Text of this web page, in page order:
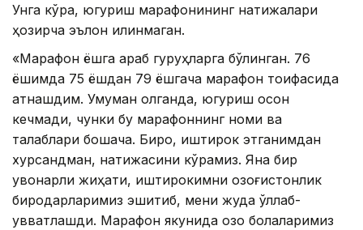
Унга кўра, югуриш марафонининг натижалари
ҳозирча эълон қилинмаган.
«Марафон ёшга қараб гуруҳларга бўлинган. 76
ёшимда 75 ёшдан 79 ёшгача марафон тоифасида
қатнашдим. Умуман олганда, югуриш осон
кечмади, чунки бу марафоннинг номи ва
талаблари бошқача. Бироқ, иштирок этганимдан
хурсандман, натижасини кўрамиз. Яна бир
қувонарли жиҳати, иштирокимни қозоғистонлик
биродарларимиз эшитиб, мени жуда қўллаб-
қувватлашди. Марафон якунида қозоқ болаларимиз